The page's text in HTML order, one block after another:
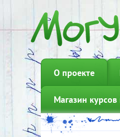
О проекте
Магазин